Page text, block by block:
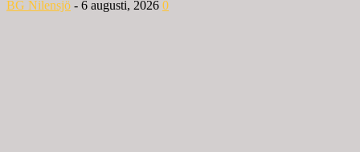
BG Nilensjö - 6 augusti, 2026 0